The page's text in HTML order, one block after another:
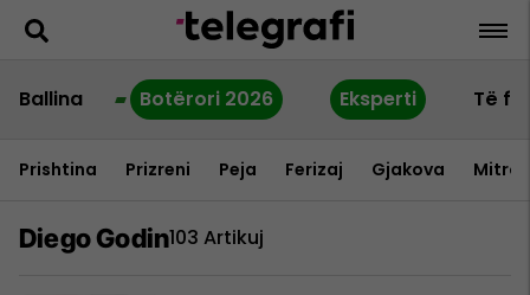
Ballina Botërori 2026 Eksperti Të
Prishtina Prizreni Peja Ferizaj Gjakova
Diego Godin103 Artikuj